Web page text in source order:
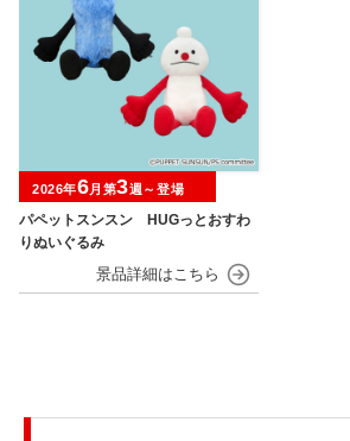
パペットスンスン HUGっとおすわ
りぬいぐるみ
2026年6月第3週～登場